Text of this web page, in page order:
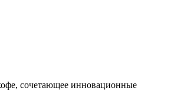
сочетающее инновационные